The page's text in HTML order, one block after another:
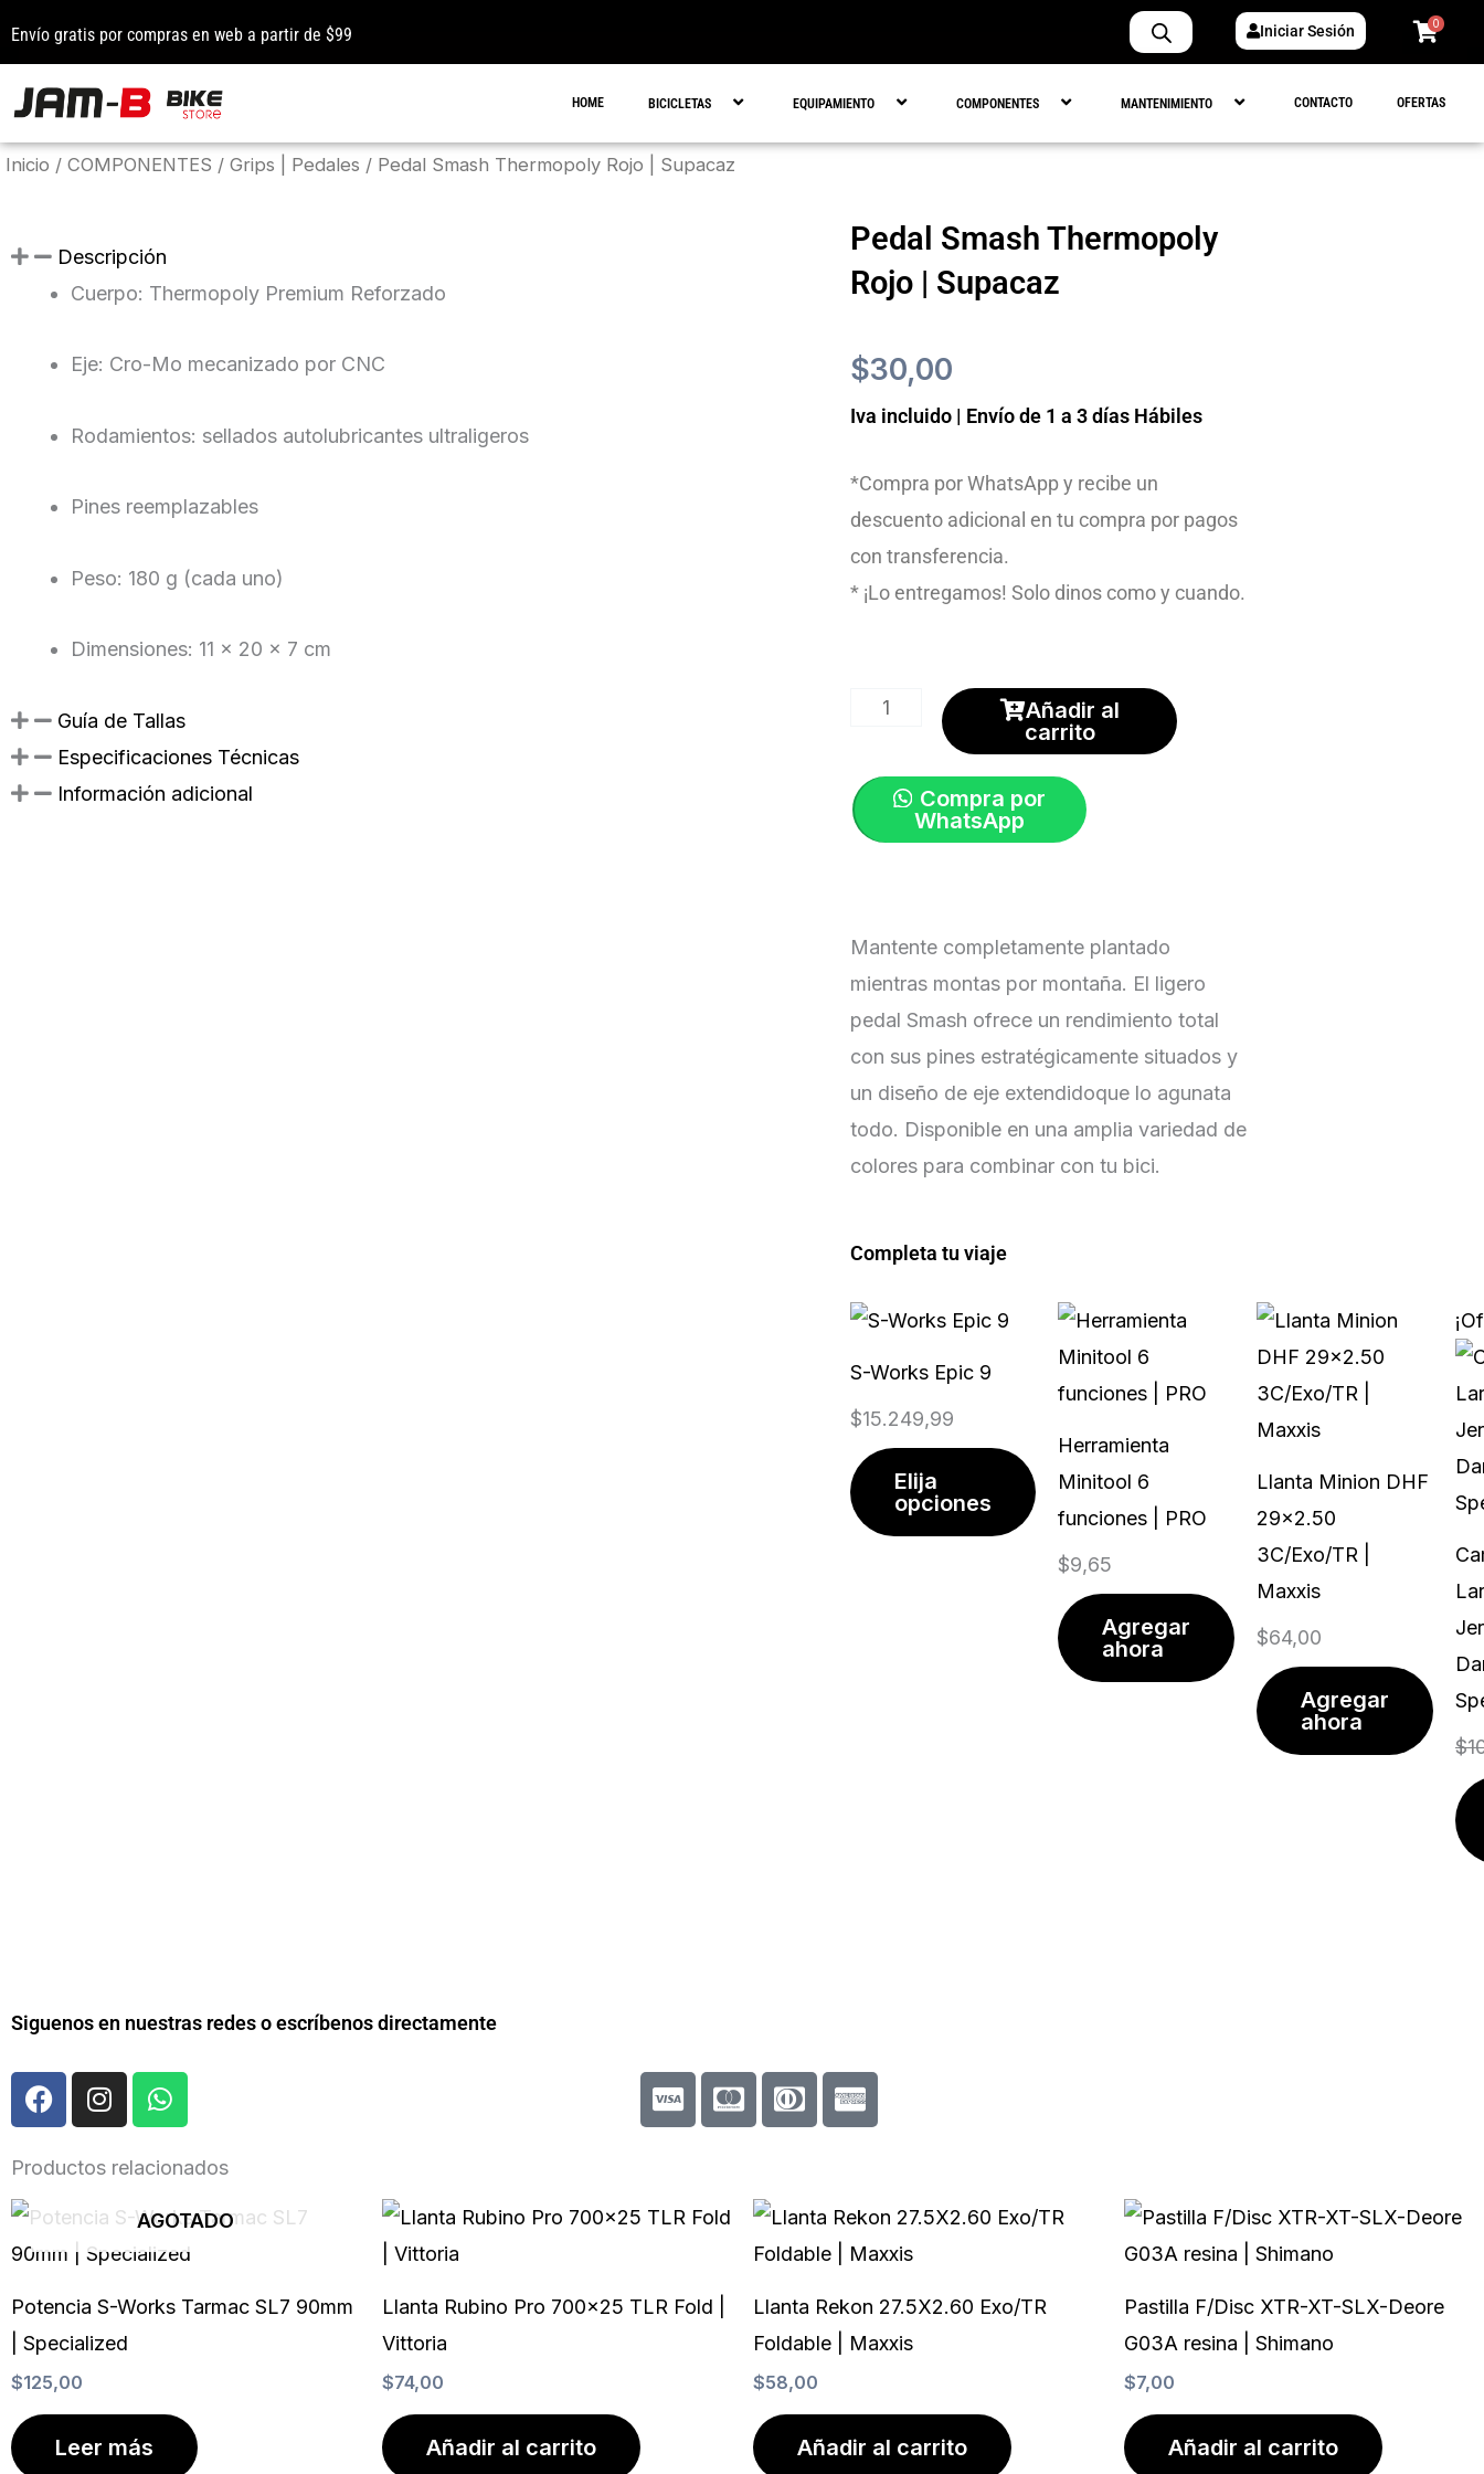
contenido
Envío gratis por compras en web a partir de $99 Iniciar Sesión 0
HOME BICICLETAS EQUIPAMIENTO COMPONENTES MANTENIMIENTO CONTACTO OFERTAS
Inicio / COMPONENTES / Grips | Pedales / Pedal Smash Thermopoly Rojo | Supacaz
Descripción
Cuerpo: Thermopoly Premium Reforzado
Eje: Cro-Mo mecanizado por CNC
Rodamientos: sellados autolubricantes ultraligeros
Pines reemplazables
Peso: 180 g (cada uno)
Dimensiones: 11 x 20 x 7 cm
Guía de Tallas
Especificaciones Técnicas
Información adicional
Pedal Smash Thermopoly
Rojo | Supacaz
$30,00
Iva incluido | Envío de 1 a 3 días Hábiles
*Compra por WhatsApp y recibe un
descuento adicional en tu compra por pagos
con transferencia.
* ¡Lo entregamos! Solo dinos como y cuando.
Smash
Thermopoly
Rojo
|
Añadir al
carrito
Compra por
WhatsApp
Mantente completamente plantado
mientras montas por montaña. El ligero
pedal Smash ofrece un rendimiento total
con sus pines estratégicamente situados y
un diseño de eje extendidoque lo agunata
todo. Disponible en una amplia variedad de
colores para combinar con tu bici.
Completa tu viaje
S-Works Epic 9
$15.249,99
Elija
opciones
Este
producto
tiene
Las
pueden
elegir
Herramienta
Minitool 6
funciones | PRO
$9,65
Agregar
ahora
Llanta Minion DHF
29x2.50
3C/Exo/TR |
Maxxis
$64,00
Agregar
ahora
$
Siguenos en nuestras redes o escríbenos directamente
F
a
e
o
o
I
n
t
g
r
m
W
h
t
a
p
C
c
s
C
c
s
C
c
n
e
s
-
c
l
u
b
C
c
e
x
Productos relacionados
AGOTADO
Potencia S-Works Tarmac SL7 90mm
| Specialized
$125,00
Leer más
Llanta Rubino Pro 700×25 TLR Fold |
Vittoria
$74,00
Añadir al carrito
Llanta Rekon 27.5X2.60 Exo/TR
Foldable | Maxxis
$58,00
Añadir al carrito
Pastilla F/Disc XTR-XT-SLX-Deore
G03A resina | Shimano
$7,00
Añadir al carrito